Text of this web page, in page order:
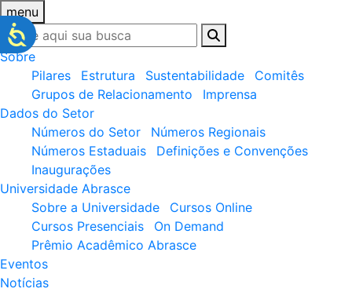
menu
Sobre
Pilares
Estrutura Sustentabilidade
Comitês
Grupos de Relacionamento
Imprensa
Dados do Setor
Números do Setor
Números Regionais
Números Estaduais
Definições e Convenções
Inaugurações
Universidade Abrasce
Sobre a Universidade
Cursos Online
Cursos Presenciais
On Demand
Prêmio Acadêmico Abrasce
Eventos
Notícias